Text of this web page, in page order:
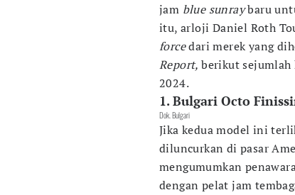
jam blue sunraybaru
itu, arloji Daniel Roth
forcedari merek yang
Report,berikut sejumlah
2024.
1. Bulgari Octo
Dok. Bulgari
Jika kedua model ini
diluncurkan di pasar
mengumumkan
dengan pelat jam